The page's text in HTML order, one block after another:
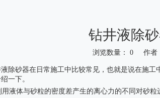
钻井液除
浏览数量： 0作者：
除砂器在日常施工中比较常见，也就是说在施工
一下。
用液体与砂粒的密度差产生的离心力的不同对砂